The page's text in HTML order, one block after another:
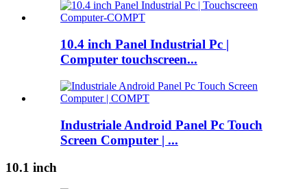
10.4 inch Panel Industrial Pc |
Computer touchscreen...
Industriale Android Panel Pc Touch
Screen Computer | ...
10.1 inch